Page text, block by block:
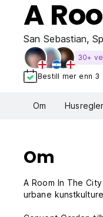
A
San Sebastian,
30+
Bestill mer enn
Om Husregler
Om
A Room In The
urbane